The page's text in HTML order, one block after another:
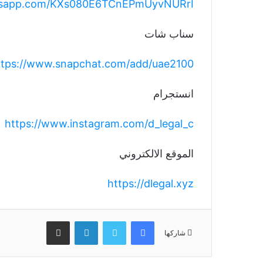
KXs080E6TCnEPmUyvNURrI
www.snapchat.com/add/uae2100
انستجرام
https://www.instagram.com/d_legal_c
الموقع الالكتروني
https://dlegal.xyz
شاركها
فيسبوك تويتر لينكدإن مشاركة عبر البريد